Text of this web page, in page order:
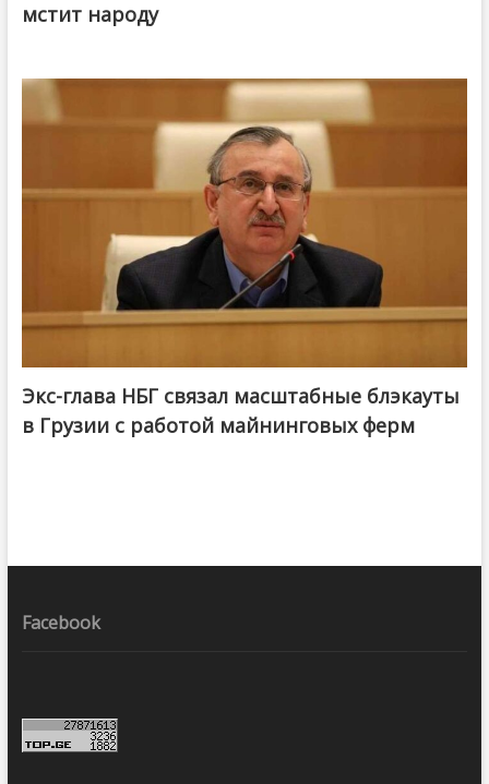
мстит народу
Экс-глава НБГ связал масштабные блэкауты
в Грузии с работой майнинговых ферм
Facebook